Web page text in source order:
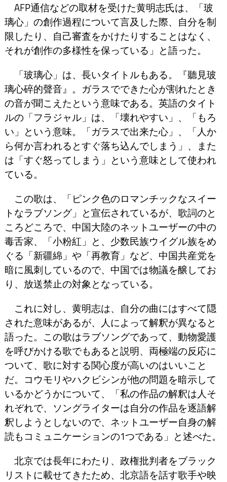
AFP通信などの取材を受けた黄明志氏は、「玻
璃心」の創作過程について言及した際、自分を制
限したり、自己審査をかけたりすることはなく、
それが創作の多様性を保っている」と語った。
「玻璃心」は、長いタイトルもある。『聽見玻
璃心碎的聲音』。ガラスでできた心が割れたとき
の音が聞こえたという意味である。英語のタイト
ルの「フラジャル」は、「壊れやすい」、「もろ
い」という意味。「ガラスで出来た心」、「人か
ら何か言われるとすぐ落ち込んでしまう」、また
は「すぐ怒ってしまう」という意味として使われ
ている。
この歌は、「ピンク色のロマンチックなスイー
トなラブソング」と宣伝されているが、歌詞のと
ころどころで、中国大陸のネットユーザーの中の
毒舌家、「小粉紅」と、少数民族ウイグル族をめ
ぐる「新疆綿」や「再教育」など、中国共産党を
暗に風刺しているので、中国では物議を醸してお
り、放送禁止の対象となっている。
これに対し、黄明志は、自分の曲にはすべて隠
された意味があるが、人によって解釈が異なると
語った。この歌はラブソングであって、動物愛護
を呼びかける歌でもあると説明、両極端の反応に
ついて、歌に対する関心度が高いのはいいこと
だ。コウモリやハクビシンが他の問題を暗示して
いるかどうかについて、「私の作品の解釈は人そ
れぞれで、ソングライターは自分の作品を逐語解
釈しようとしないので、ネットユーザー自身の解
読もコミュニケーションの1つである」と述べた。
北京では長年にわたり、政権批判者をブラック
リストに載せてきたため、北京語を話す歌手や映